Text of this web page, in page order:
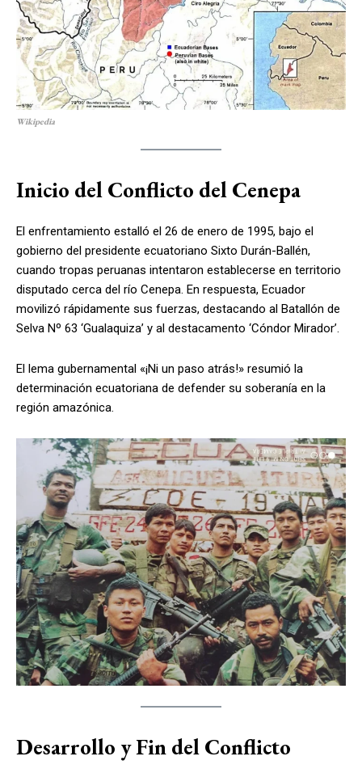
Wikipedia
Inicio del Conflicto del Cenepa
El enfrentamiento estalló el 26 de enero de 1995, bajo el
gobierno del presidente ecuatoriano Sixto Durán-Ballén,
cuando tropas peruanas intentaron establecerse en territorio
disputado cerca del río Cenepa. En respuesta, Ecuador
movilizó rápidamente sus fuerzas, destacando al Batallón de
Selva Nº 63 ‘Gualaquiza’ y al destacamento ‘Cóndor Mirador’.
El lema gubernamental «¡Ni un paso atrás!» resumió la
determinación ecuatoriana de defender su soberanía en la
región amazónica.
Desarrollo y Fin del Conflicto